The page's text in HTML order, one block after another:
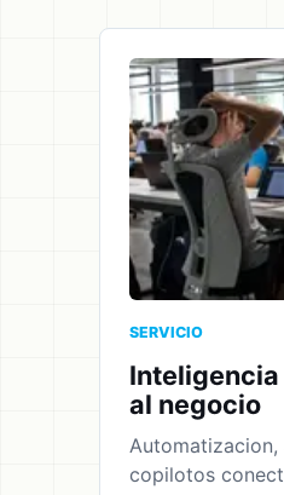
SERVICIO
al negocio
copilotos